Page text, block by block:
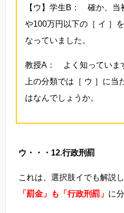
【ウ】学生B： 確か、当
や100万円以下の［ イ ］
なっていました。
教授A： よく知っていま
上の分類では［ ウ ］に
はなんでしょうか。
ウ・・・12.行政刑罰
これは、選択肢イでも解説し
「罰金」も「行政刑罰」 に